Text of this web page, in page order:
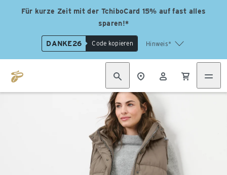
Für kurze Zeit mit der TchiboCard 15% auf fast alles
sparen!*
DANKE26 Code kopieren Hinweis*